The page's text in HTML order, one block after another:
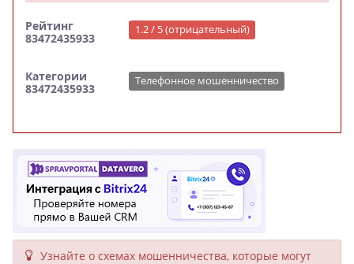
Рейтинг
83472435933
1.2 / 5 (отрицательный)
Категории
83472435933
Телефонное мошенничество
Узнайте о схемах мошенни­чества, кото­рые могут